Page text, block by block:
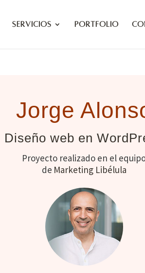
Servicios Portfolio
Jorge
Diseño web en
Proyecto realizado en el
de Marketing Libélula